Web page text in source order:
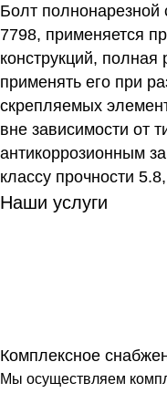
Болт полнонарезной
7798, применяется
конструкций, полная
применять его при
скрепляемых
вне зависимости от
антикоррозионным
классу прочности
Наши услуги
Комплексное
Мы осуществляем